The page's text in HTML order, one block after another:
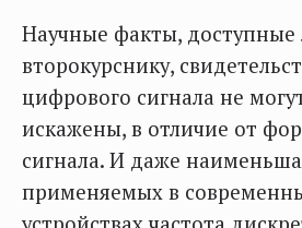
Научные факты,
второкурснику,
цифрового сигнала не
искажены, в отличие от
сигнала. И даже
применяемых в